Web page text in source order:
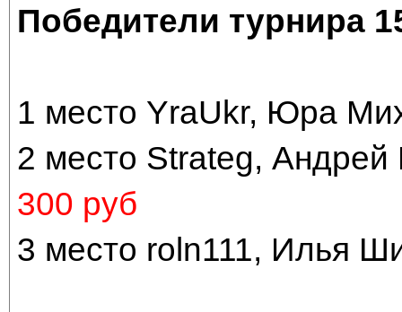
Победители турнира
1 место YraUkr, Юра
2 место Strateg,
300 руб
3 место roln111, Илья